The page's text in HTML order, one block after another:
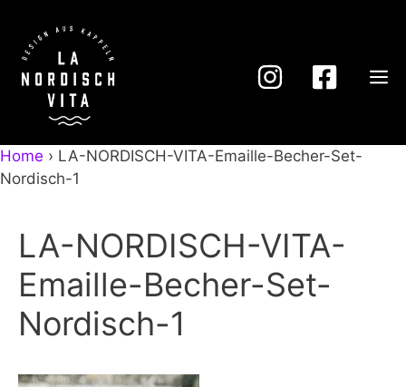
Inhalt
springen
Home › LA-NORDISCH-VITA-Emaille-Becher-Set-
Nordisch-1
LA-NORDISCH-VITA-
Emaille-Becher-Set-
Nordisch-1